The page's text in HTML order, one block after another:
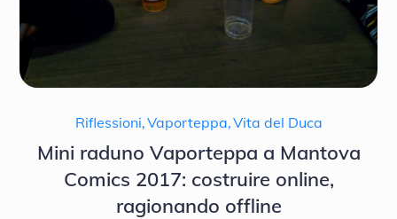
Riflessioni Vaporteppa Vita del Duca
Mini raduno Vaporteppa a Mantova
Comics 2017: costruire online,
ragionando offline